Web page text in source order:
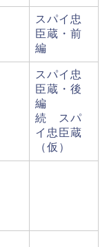
スパイ忠
臣蔵・前
編
スパイ忠
臣蔵・後
編
続 スパ
イ忠臣蔵
（仮）